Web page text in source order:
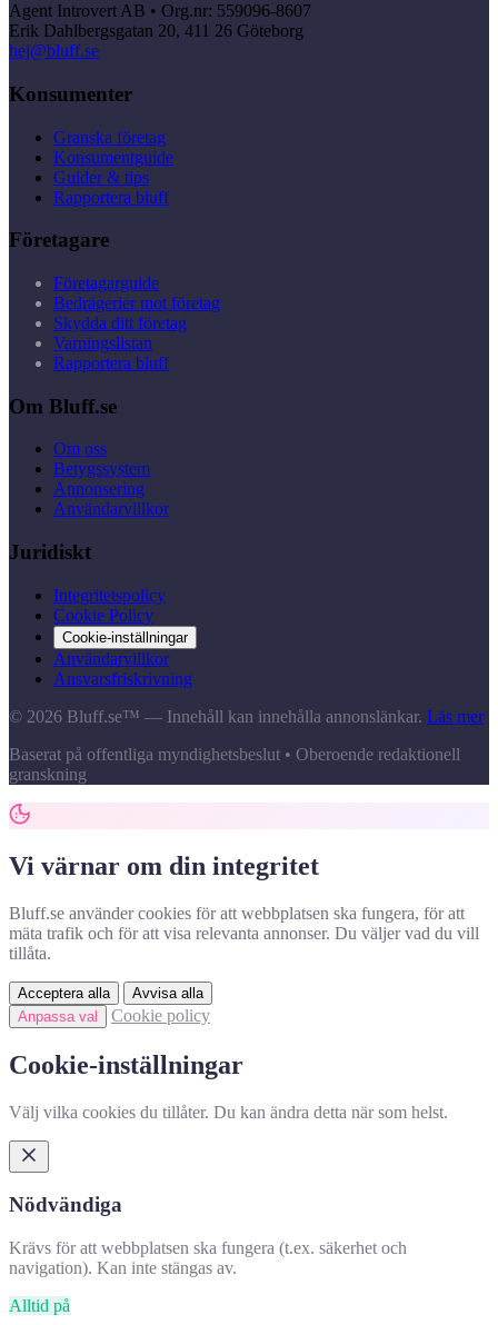
Agent Introvert AB • Org.nr: 559096-8607
Erik Dahlbergsgatan 20, 411 26 Göteborg
hej@bluff.se
Konsumenter
Granska företag
Konsumentguide
Guider & tips
Rapportera bluff
Företagare
Företagarguide
Bedrägerier mot företag
Skydda ditt företag
Varningslistan
Rapportera bluff
Om Bluff.se
Om oss
Betygssystem
Annonsering
Användarvillkor
Juridiskt
Integritetspolicy
Cookie Policy
Cookie-inställningar
Användarvillkor
Ansvarsfriskrivning
© 2026 Bluff.se™ — Innehåll kan innehålla annonslänkar. Läs mer
Baserat på offentliga myndighetsbeslut • Oberoende redaktionell
granskning
Vi värnar om din integritet
Bluff.se använder cookies för att webbplatsen ska fungera, för att
mäta trafik och för att visa relevanta annonser. Du väljer vad du vill
tillåta.
Acceptera alla
Avvisa alla
Anpassa val
Cookie policy
Cookie-inställningar
Välj vilka cookies du tillåter. Du kan ändra detta när som helst.
Nödvändiga
Krävs för att webbplatsen ska fungera (t.ex. säkerhet och
navigation). Kan inte stängas av.
Alltid på